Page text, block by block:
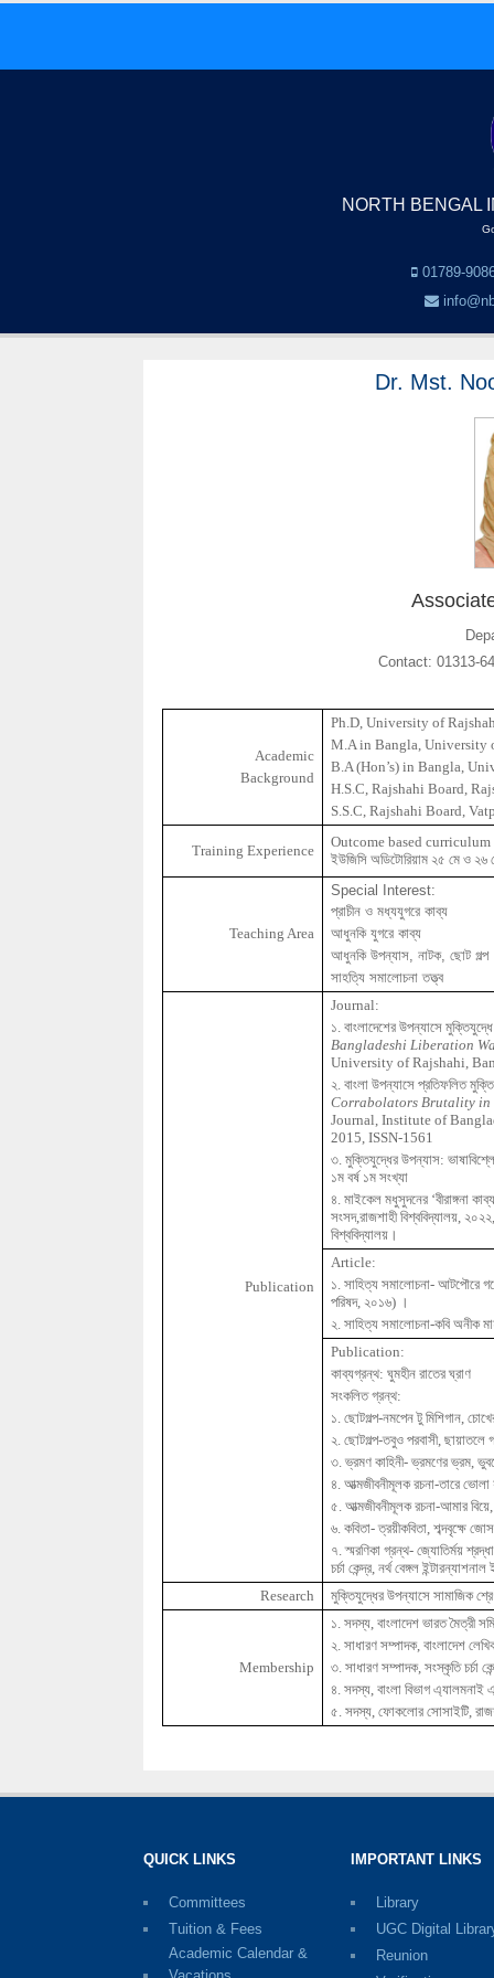
NORTH BENGAL
01789-
Dr. Mst.
Contact: 01313-
Academic
Background
Ph.D, University of
M.A inBangla, University
B.A (Hon’s) inBangla,
H.S.C,Rajshahi Board,
S.S.C,Rajshahi Board,
Training Experience
Outcome based curriculum
ইউজিসি অডিটোরিয়াম ২৫ মে ও ২৬
Teaching Area
Special Interest:
প্রাচীন ও মধ্যযুগরে কাব্য
আধুনকি যুগরে কাব্য
আধুনকি উপন্যাস,নাটক,ছোট গল্প
সাহত্যি সমালোচনা তত্ত্ব
Publication
Journal:
১.বাংলাদেশের উপন্যাসে মুক্তিযুদ্ধে
Bangladeshi Liberation
University ofRajshahi,
২.বাংলা উপন্যাসে প্রতিফলিত
Corrabolators Brutality in
Journal, Institute of
2015, ISSN-1561
৩.মুক্তিযুদ্ধের উপন্যাস:
১ম বর্ষ ১ম সংখ্যা
৪.মাইকেল মধুসুদনের ‘বীরাঙ্গনা
সংসদ,রাজশাহী বিশ্ববিদ্যালয়,২০২২
বিশ্ববিদ্যালয় ।
Article:
১.সাহিত্য সমালোচনা-আটপৌরে
পরিষদ,২০১৬) ।
২.সাহিত্য সমালোচনা-কবি অনীক
Publication:
কাব্যগ্রন্থ:ঘুমহীন রাতের ঘ্রাণ
সংকলিত গ্রন্থ:
১.ছোটগল্প-নমপেন টু মিশিগান,
২.ছোটগল্প-তবুও পরবাসী,ছায়াতলে
৩.ভ্রমণ কাহিনী-ভ্রমণের ভ্রম,
৪.আত্মজীবনীমূলক রচনা-তারে ভোলা
৫.আত্মজীবনীমূলক রচনা-আমার বিয়ে
৬.কবিতা-ত্রয়ীকবিতা,শব্দবৃক্ষে
৭.স্মরণিকা গ্রন্থ-জ্যোতির্ময়
চর্চা কেন্দ্র,নর্থ বেঙ্গল ইন্টারন্যাশনাল
Research
মুক্তিযুদ্ধের উপন্যাসে সামাজিক
Membership
১.সদস্য,বাংলাদেশ ভারত মৈত্রী
২.সাধারণ সম্পাদক,বাংলাদেশ
৩.সাধারণ সম্পাদক,সংস্কৃতি চর্চা
৪.সদস্য,বাংলা বিভাগ এ্যালমনাই
৫.সদস্য,ফোকলোর সোসাইটি,
QUICK LINKS
Committees
Tuition & Fees
Academic Calendar &
IMPORTANT LINKS
Library
UGC Digital
Reunion